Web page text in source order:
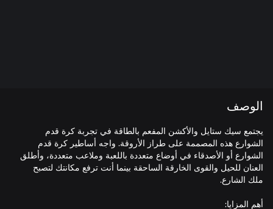
الوصف
يجتمع سيك ستايل والأكشن المفعم بالطاقة في تجربة كرة قدم
الشوارع هذه المصممة على طراز الأروقة. واجه أساطير كرة قدم
الشوارع أو الأصدقاء في أوضاع متعددة باللعبة وملاعب متعددة، وأطلق
العنان للحيل والقوى الخارقة الساحقة بينما أنت ترفع مكانتك لتصبح